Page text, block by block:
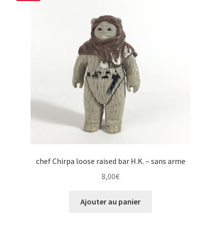
chef Chirpa loose raised bar H.K. – sans arme
8,00€
Ajouter au panier